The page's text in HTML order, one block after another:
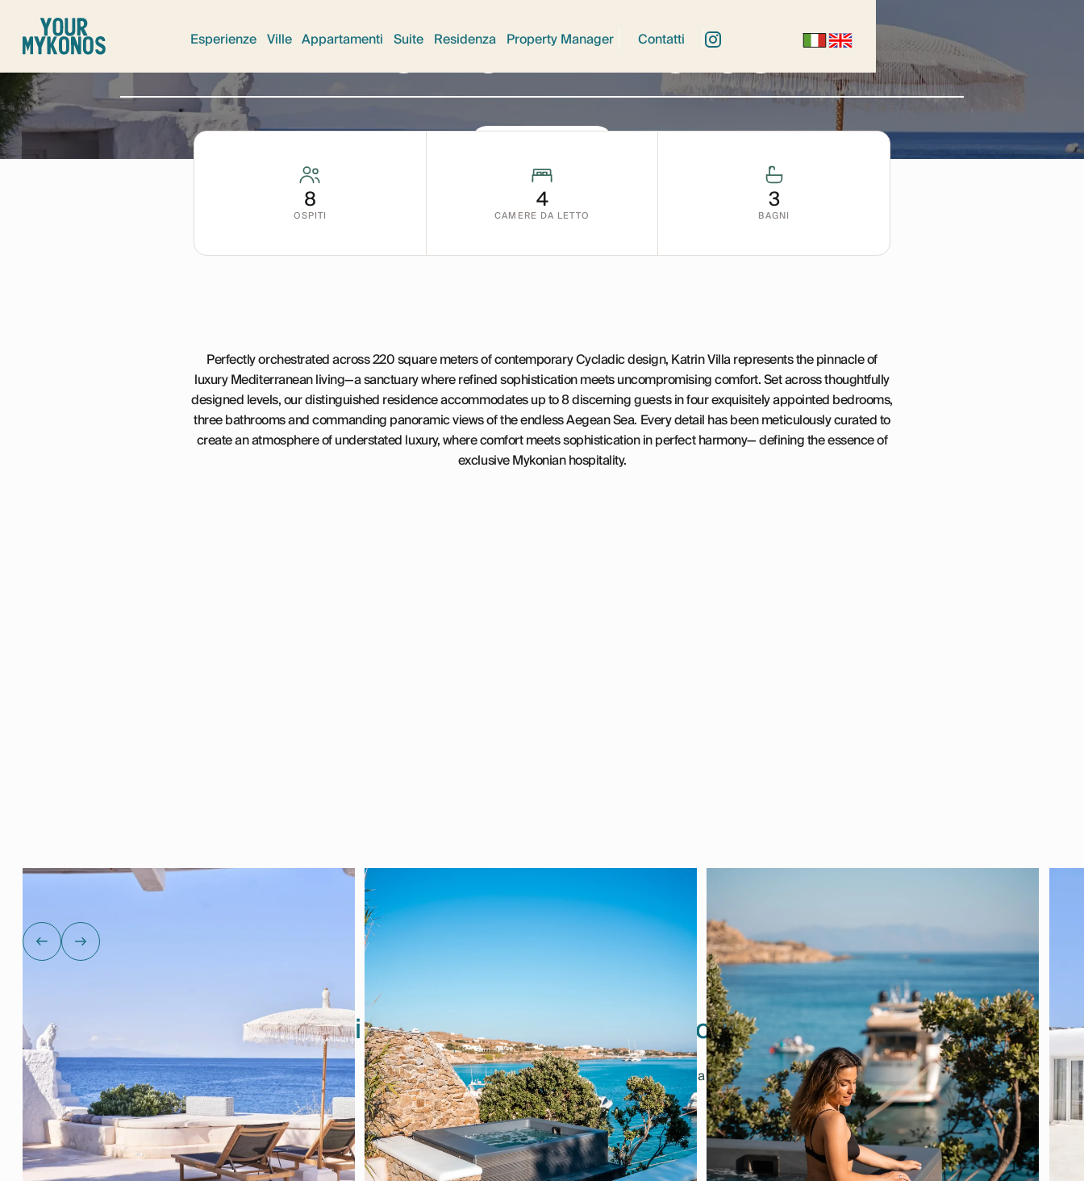
Esperienze Ville Appartamenti Suite Residenza Property Manager Contatti
Villa Katrin Yialos
8
OSPITI
4
CAMERE DA LETTO
3
BAGNI
Perfectly orchestrated across 220 square meters of contemporary Cycladic design, Katrin Villa represents the pinnacle of
luxury Mediterranean living—a sanctuary where refined sophistication meets uncompromising comfort. Set across thoughtfully
designed levels, our distinguished residence accommodates up to 8 discerning guests in four exquisitely appointed bedrooms,
three bathrooms and commanding panoramic views of the endless Aegean Sea. Every detail has been meticulously curated to
create an atmosphere of understated luxury, where comfort meets sophistication in perfect harmony— defining the essence of
exclusive Mykonian hospitality.
Tutto ciò di cui hai bisogno per un soggiorno perfetto
Questa villa combina servizi accurati e spazi abitativi
confortevoli per rendere ogni momento del tuo soggiorno a
Mykonos rilassato, privato e piacevole.
Aria condizionata Cucina completamente attrezzata
Vasca